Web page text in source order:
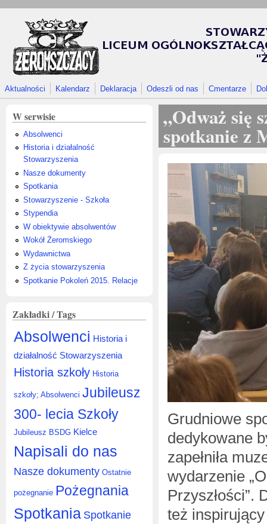
Aktualności Kalendarz Deklaracja Odeszli od nas Cmentarze
W serwisie
Absolwenci
Historia i działalność
Stowarzyszenia
Nasze dokumenty
Spotkania
Stowarzyszenie - Szkoła
Stypendia
W obiektywie absolwentów
Wokół Żeromskiego
Wydawnictwa
Z życia stowarzyszenia
Spotkanie Pokoleń 2015. Relacje
Zakładki / Tags
Absolwenci Historia i
działalność Stowarzyszenia
Historia szkoły Historia
szkoły; Absolwenci Jubileusz
300- lecia Szkoły
Jubileusz BSDG Kielce
Napisali do nas
Nasze dokumenty Ostatnie
pożegnanie Pożegnania
Spotkania Spotkanie
„Odważ się
spotkanie z
Grudniowe
dedykowane
zapełniła
wydarzenie
Przyszłości”.
też